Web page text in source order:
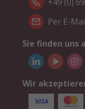
Per E-
Sie finden uns
Wir